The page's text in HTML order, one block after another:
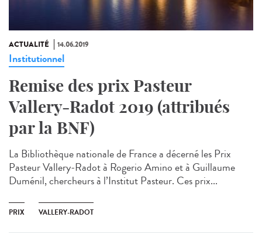
ACTUALITÉ 14.06.2019
Institutionnel
Remise des prix Pasteur
Vallery-Radot 2019 (attribués
par la BNF)
La Bibliothèque nationale de France a décerné les Prix
Pasteur Vallery-Radot à Rogerio Amino et à Guillaume
Duménil, chercheurs à l’Institut Pasteur. Ces prix...
PRIX VALLERY-RADOT